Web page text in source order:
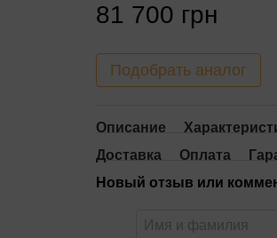
81 700 грн
Подобрать аналог
Описание
Доставка
Оплата
Новый отзыв или